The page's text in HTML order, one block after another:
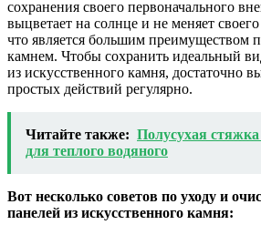
сохранения своего первоначального
выцветает на солнце и не меняет
что является большим преимуществом
камнем. Чтобы сохранить идеальный
из искусственного камня, достаточно
простых действий регулярно.
Читайте также: Полусухая
для теплого водяного
Вот несколько советов по уходу и
панелей из искусственного камня: